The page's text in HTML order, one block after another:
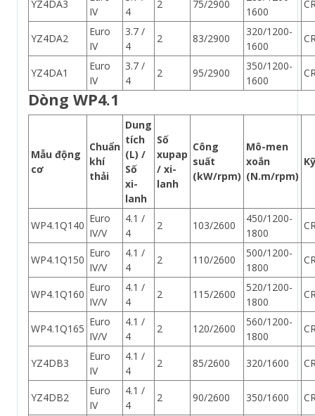
YZ4DA3
IV
4
2 75/2900
1600
YZ4DA2
Euro
IV
3.7 /
4
2 83/2900
320/1200-
1600
YZ4DA1
Euro
IV
3.7 /
4
2 95/2900
350/1200-
1600
Dòng WP4.1
Mẫu động
cơ
Chuẩn
khí
thải
Dung
tích
(L) /
Số
xi-
lanh
Số
xupap
/ xi-
lanh
Công
suất
(kW/rpm)
Mô-men
xoắn
(N.m/rpm)
WP4.1Q140
Euro
IV/V
4.1 /
4
2 103/2600
450/1200-
1800
WP4.1Q150
Euro
IV/V
4.1 /
4
2 110/2600
500/1200-
1800
WP4.1Q160
Euro
IV/V
4.1 /
4
2 115/2600
520/1200-
1800
WP4.1Q165
Euro
IV/V
4.1 /
4
2 120/2600
560/1200-
1800
YZ4DB3
Euro
IV
4.1 /
4
2 85/2600 320/1600
YZ4DB2
Euro
IV
4.1 /
4
2 90/2600 350/1600